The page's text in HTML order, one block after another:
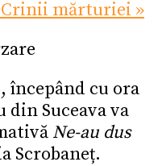
Crinii mărturiei »
începând cu ora
din Suceava va
Ne-au dus
Scrobaneț.